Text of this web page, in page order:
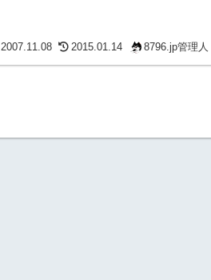
2007.11.08 2015.01.14 8796.jp管理人